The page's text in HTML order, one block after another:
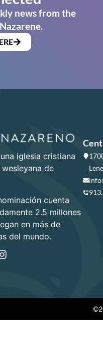
news from the
iglesia cristiana
de
cuenta
2.5 millones
en más de
del mundo.